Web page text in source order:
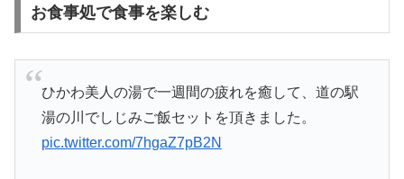
お食事処で食事を楽しむ
ひかわ美人の湯で一週間の疲れを癒して、道の駅
湯の川でしじみご飯セットを頂きました。
pic.twitter.com/7hgaZ7pB2N